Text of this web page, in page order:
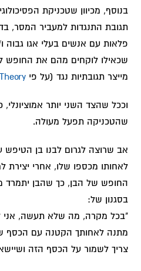
בנוסף, מכיוון שטכניקת
תגובת התנגדות למעביר המסר,
פלאות עם אנשים בעלי אגו גבוה
שכאילו לוקחים מהם את החופש
מייצר תגובתיות נגד (על פי
וככל שהצד השני יותר אמוציונלי,
שהטכניקה תפעל מעולה.
אב שרוצה לגרום לבנו בן
לאחותו מכספו שלו, אחרי
החופש של הבן, כך שהבן יתמרד
בסגנון של:
"בכל מקרה, מה שלא תעשה, אני
מתנה לאחותך הקטנה עם הכסף
צריך לשמור על הכסף הזה